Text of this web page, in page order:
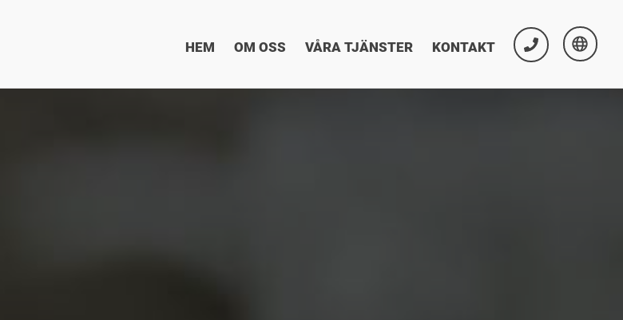
HEM OM OSS VÅRA TJÄNSTER KONTAKT